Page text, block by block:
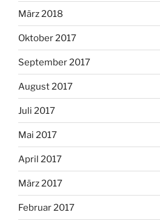
März 2018
Oktober 2017
September 2017
August 2017
Juli 2017
Mai 2017
April 2017
März 2017
Februar 2017